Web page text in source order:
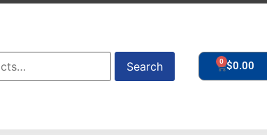
Search $0.00
0